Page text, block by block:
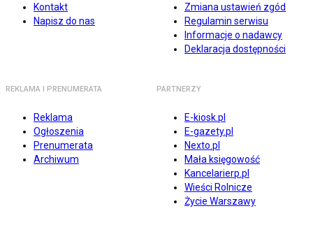
Kontakt
Napisz do nas
Zmiana ustawień zgód
Regulamin serwisu
Informacje o nadawcy
Deklaracja dostępności
REKLAMA I PRENUMERATA
Reklama
Ogłoszenia
Prenumerata
Archiwum
PARTNERZY
E-kiosk.pl
E-gazety.pl
Nexto.pl
Mała księgowość
Kancelarierp.pl
Wieści Rolnicze
Życie Warszawy